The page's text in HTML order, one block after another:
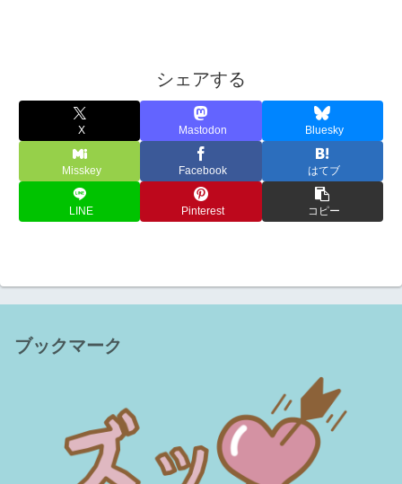
シェアする
X Mastodon Bluesky
Misskey Facebook はてブ
LINE Pinterest コピー
ブックマーク